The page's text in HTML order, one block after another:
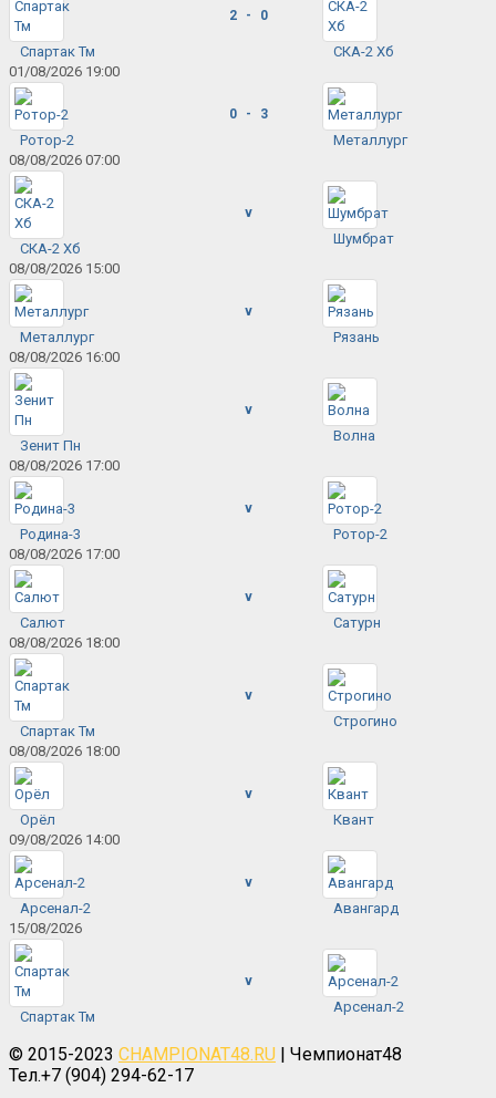
Спартак Тм
2 - 0
СКА-2 Хб
01/08/2026 19:00
Ротор-2
0 - 3
Металлург
08/08/2026 07:00
СКА-2 Хб
v
Шумбрат
08/08/2026 15:00
Металлург
v
Рязань
08/08/2026 16:00
Зенит Пн
v
Волна
08/08/2026 17:00
Родина-3
v
Ротор-2
08/08/2026 17:00
Салют
v
Сатурн
08/08/2026 18:00
Спартак Тм
v
Строгино
08/08/2026 18:00
Орёл
v
Квант
09/08/2026 14:00
Арсенал-2
v
Авангард
15/08/2026
Спартак Тм
v
Арсенал-2
© 2015-2023 CHAMPIONAT48.RU | Чемпионат48
Тел.+7 (904) 294-62-17